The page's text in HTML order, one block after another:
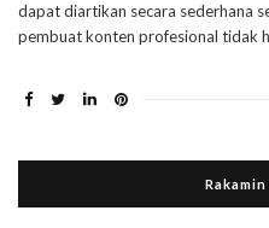
dapat diartikan secara sederhana
pembuat konten profesional tidak